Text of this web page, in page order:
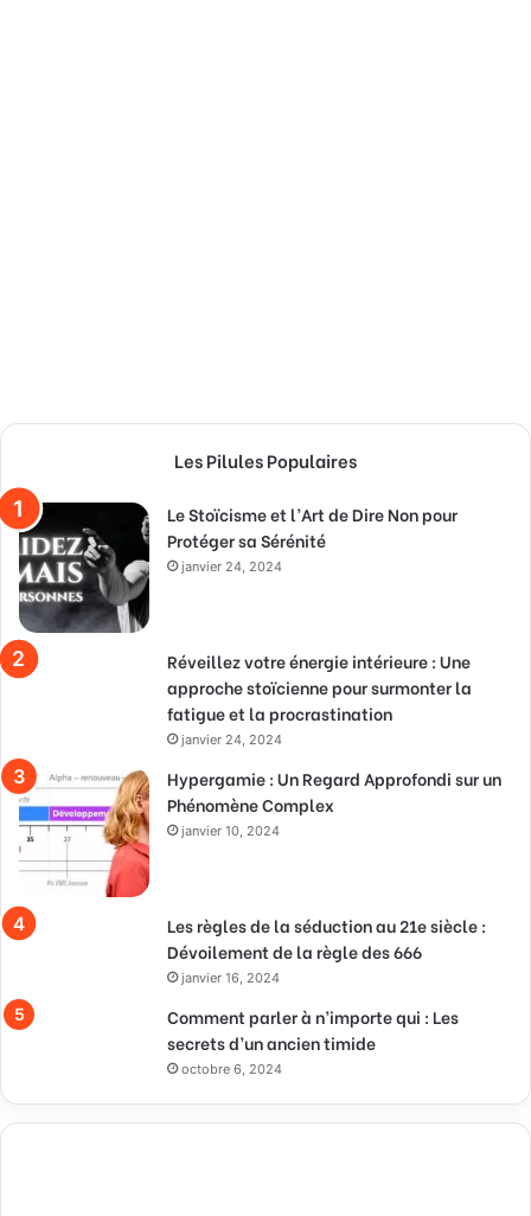
Les Pilules Populaires
Le Stoïcisme et l’Art de Dire Non pour
Protéger sa Sérénité
janvier 24, 2024
Réveillez votre énergie intérieure : Une
approche stoïcienne pour surmonter la
fatigue et la procrastination
janvier 24, 2024
Hypergamie : Un Regard Approfondi sur un
Phénomène Complex
janvier 10, 2024
Les règles de la séduction au 21e siècle :
Dévoilement de la règle des 666
janvier 16, 2024
Comment parler à n’importe qui : Les
secrets d’un ancien timide
octobre 6, 2024